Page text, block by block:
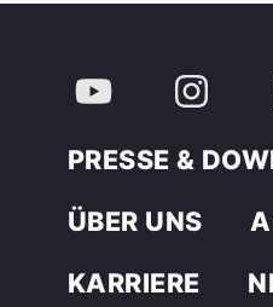
PRESSE &
ÜBER UNS
KARRIERE